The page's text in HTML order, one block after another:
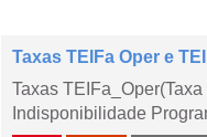
Taxas TEIFa Oper e
Taxas
Indisponibilidade